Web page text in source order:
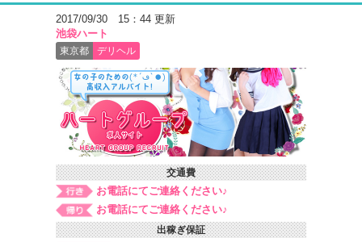
2017/09/30 15：44 更新
池袋ハート
東京都 デリヘル
交通費
お電話にてご連絡ください♪
お電話にてご連絡ください♪
出稼ぎ保証